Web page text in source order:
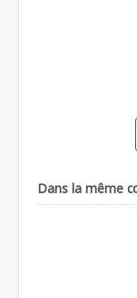
Dans la même